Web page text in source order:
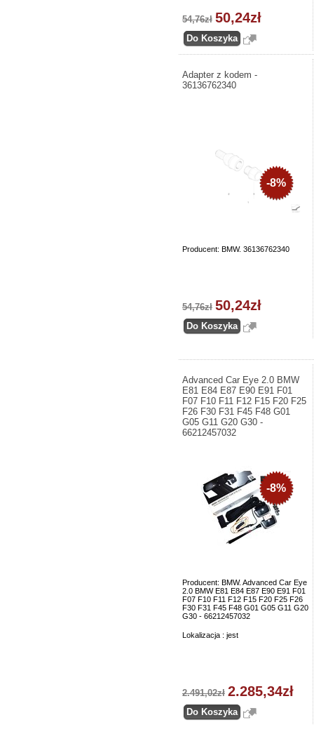
54,76zł 50,24zł
Adapter z kodem -
36136762340
Producent: BMW. 36136762340
-8%
54,76zł 50,24zł
Advanced Car Eye 2.0 BMW
E81 E84 E87 E90 E91 F01
F07 F10 F11 F12 F15 F20 F25
F26 F30 F31 F45 F48 G01
G05 G11 G20 G30 -
66212457032
Producent: BMW. Advanced Car Eye
2.0 BMW E81 E84 E87 E90 E91 F01
F07 F10 F11 F12 F15 F20 F25 F26
F30 F31 F45 F48 G01 G05 G11 G20
G30 - 66212457032
Lokalizacja : jest
-8%
2.491,02zł 2.285,34zł